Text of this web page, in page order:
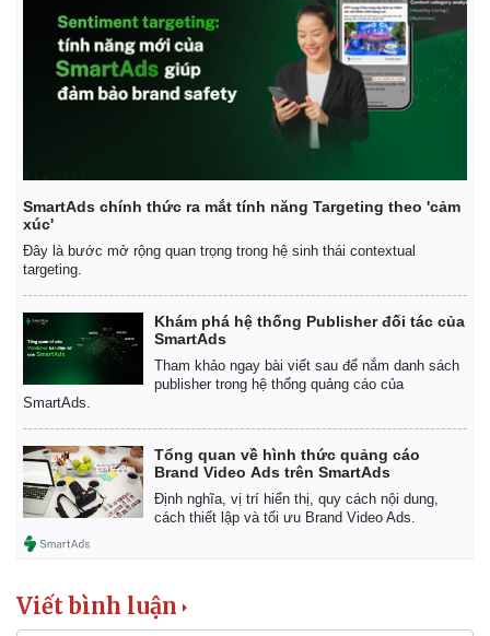
SmartAds chính thức ra mắt tính năng Targeting theo 'cảm
xúc'
Đây là bước mở rộng quan trọng trong hệ sinh thái contextual
targeting.
Khám phá hệ thống Publisher đối tác của
SmartAds
Tham khảo ngay bài viết sau để nắm danh sách
publisher trong hệ thống quảng cáo của
SmartAds.
Tổng quan về hình thức quảng cáo
Brand Video Ads trên SmartAds
Định nghĩa, vị trí hiển thị, quy cách nội dung,
cách thiết lập và tối ưu Brand Video Ads.
Viết bình luận